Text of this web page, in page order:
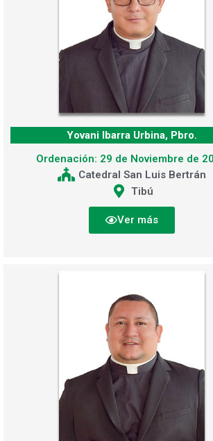
Yovani Ibarra Urbina, Pbro.
Ordenación: 29 de Noviembre de
Catedral San Luis Bertrán
Tibú
Ver más